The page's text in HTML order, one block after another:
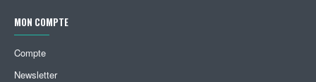
MON COMPTE
Compte
Newsletter